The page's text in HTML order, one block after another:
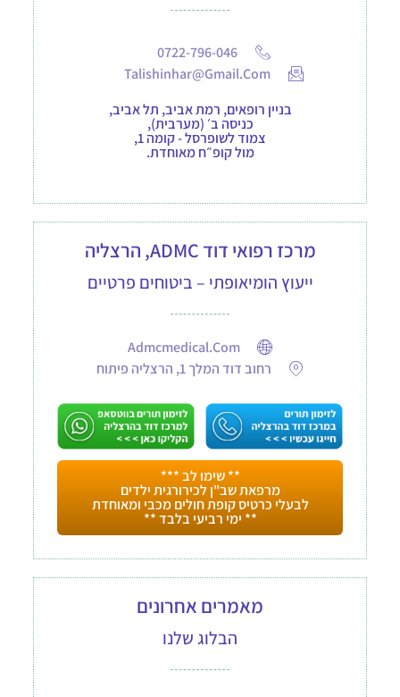
0722-796-046
Talishinhar@gmail.com
בניין רופאים, רמת אביב, תל אביב,
כניסה ב׳ (מערבית),
צמוד לשופרסל - קומה 1,
מול קופ״ח מאוחדת.
מרכז רפואי דוד ADMC, הרצליה
ייעוץ הומיאופתי – ביטוחים פרטיים
Admcmedical.com
רחוב דוד המלך 1, הרצליה פיתוח
** שימו לב ***
מרפאת שב"ן לכירורגית ילדים
לבעלי כרטיס קופת חולים מכבי ומאוחדת
** ימי רביעי בלבד **
מאמרים אחרונים
הבלוג שלנו